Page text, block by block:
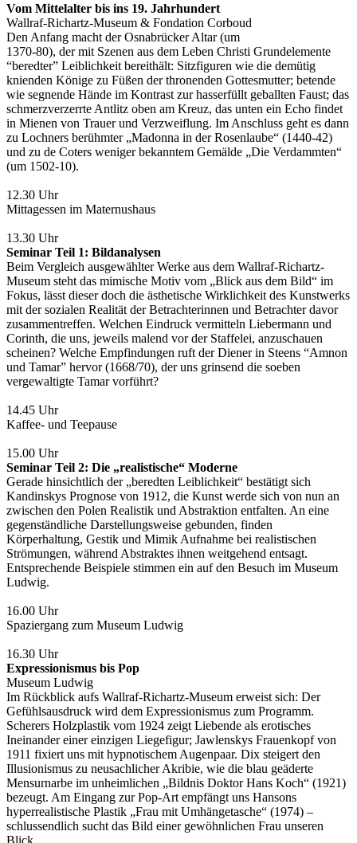
Vom Mittelalter bis ins 19. Jahrhundert
Wallraf-Richartz-Museum & Fondation Corboud
Den Anfang macht der Osnabrücker Altar (um
1370-80), der mit Szenen aus dem Leben Christi Grundelemente
“beredter” Leiblichkeit bereithält: Sitzfiguren wie die demütig
knienden Könige zu Füßen der thronenden Gottesmutter; betende
wie segnende Hände im Kontrast zur hasserfüllt geballten Faust; das
schmerzverzerrte Antlitz oben am Kreuz, das unten ein Echo findet
in Mienen von Trauer und Verzweiflung. Im Anschluss geht es dann
zu Lochners berühmter „Madonna in der Rosenlaube“ (1440-42)
und zu de Coters weniger bekanntem Gemälde „Die Verdammten“
(um 1502-10).
12.30 Uhr
Mittagessen im Maternushaus
13.30 Uhr
Seminar Teil 1: Bildanalysen
Beim Vergleich ausgewählter Werke aus dem Wallraf-Richartz-
Museum steht das mimische Motiv vom „Blick aus dem Bild“ im
Fokus, lässt dieser doch die ästhetische Wirklichkeit des Kunstwerks
mit der sozialen Realität der Betrachterinnen und Betrachter davor
zusammentreffen. Welchen Eindruck vermitteln Liebermann und
Corinth, die uns, jeweils malend vor der Staffelei, anzuschauen
scheinen? Welche Empfindungen ruft der Diener in Steens “Amnon
und Tamar” hervor (1668/70), der uns grinsend die soeben
vergewaltigte Tamar vorführt?
14.45 Uhr
Kaffee- und Teepause
15.00 Uhr
Seminar Teil 2: Die „realistische“ Moderne
Gerade hinsichtlich der „beredten Leiblichkeit“ bestätigt sich
Kandinskys Prognose von 1912, die Kunst werde sich von nun an
zwischen den Polen Realistik und Abstraktion entfalten. An eine
gegenständliche Darstellungsweise gebunden, finden
Körperhaltung, Gestik und Mimik Aufnahme bei realistischen
Strömungen, während Abstraktes ihnen weitgehend entsagt.
Entsprechende Beispiele stimmen ein auf den Besuch im Museum
Ludwig.
16.00 Uhr
Spaziergang zum Museum Ludwig
16.30 Uhr
Expressionismus bis Pop
Museum Ludwig
Im Rückblick aufs Wallraf-Richartz-Museum erweist sich: Der
Gefühlsausdruck wird dem Expressionismus zum Programm.
Scherers Holzplastik vom 1924 zeigt Liebende als erotisches
Ineinander einer einzigen Liegefigur; Jawlenskys Frauenkopf von
1911 fixiert uns mit hypnotischem Augenpaar. Dix steigert den
Illusionismus zu neusachlicher Akribie, wie die blau geäderte
Mensurnarbe im unheimlichen „Bildnis Doktor Hans Koch“ (1921)
bezeugt. Am Eingang zur Pop-Art empfängt uns Hansons
hyperrealistische Plastik „Frau mit Umhängetasche“ (1974) –
schlussendlich sucht das Bild einer gewöhnlichen Frau unseren
Blick.